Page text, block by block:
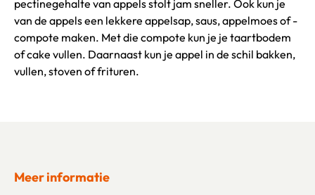
pectinegehalte van appels stolt jam sneller. Ook kun je
van de appels een lekkere appelsap, saus, appelmoes of -
compote maken. Met die compote kun je je taartbodem
of cake vullen. Daarnaast kun je appel in de schil bakken,
vullen, stoven of frituren.
Meer informatie